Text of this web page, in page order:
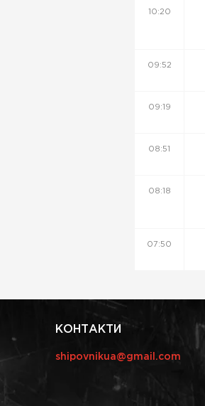
10:20
09:52
09:19
08:51
08:18
07:50
КОНТАКТИ
shipovnikua@gmail.com